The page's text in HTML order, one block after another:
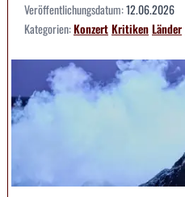
Veröffentlichungsdatum:12.06.2026
Kategorien:KonzertKritikenLänder